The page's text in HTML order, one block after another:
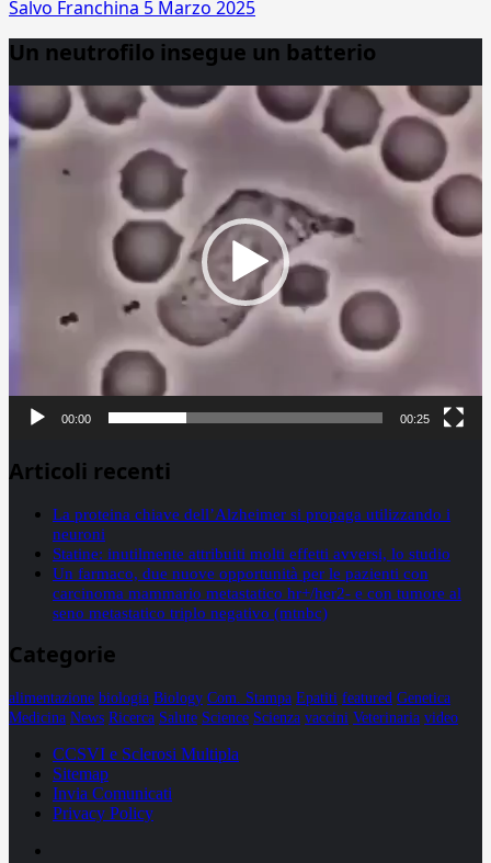
Salvo Franchina 5 Marzo 2025
Un neutrofilo insegue un batterio
Player
00:00 00:25
Articoli recenti
La proteina chiave dell’Alzheimer si propaga utilizzando i
neuroni
Statine: inutilmente attribuiti molti effetti avversi, lo studio
Un farmaco, due nuove opportunità per le pazienti con
carcinoma mammario metastatico hr+/her2- e con tumore al
seno metastatico triplo negativo (mtnbc)
Categorie
alimentazione biologia Biology Com. Stampa Epatiti featured Genetica
Medicina News Ricerca Salute Science Scienza vaccini Veterinaria video
CCSVI e Sclerosi Multipla
Sitemap
Invia Comunicati
Privacy Policy